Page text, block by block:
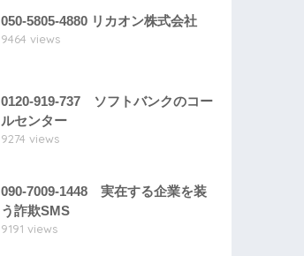
050-5805-4880 リカオン株式会社
9464 views
0120-919-737 ソフトバンクのコー
ルセンター
9274 views
090-7009-1448 実在する企業を装
う詐欺SMS
9191 views